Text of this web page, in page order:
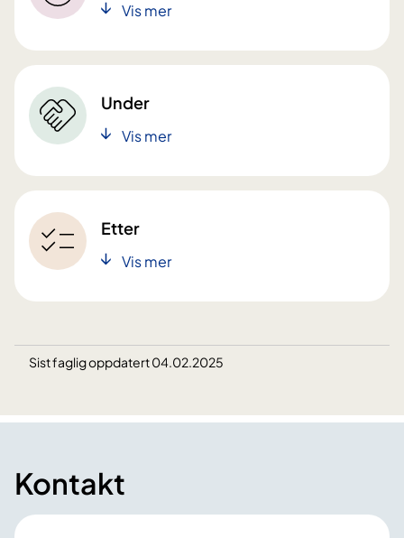
Vis mer
Under
Vis mer
Etter
Vis mer
Sist faglig oppdatert 04.02.2025
Kontakt